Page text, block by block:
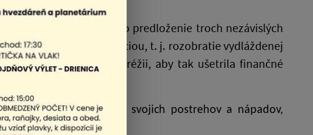
platných predpisov o predloženie troch nezávislých
súvisiace s realizáciou, t. j. rozobratie vydláždenej
časť vo vlastnej réžii, aby tak ušetrila finančné
pre naše deti.
prostredníctvom svojich postrehov a nápadov,